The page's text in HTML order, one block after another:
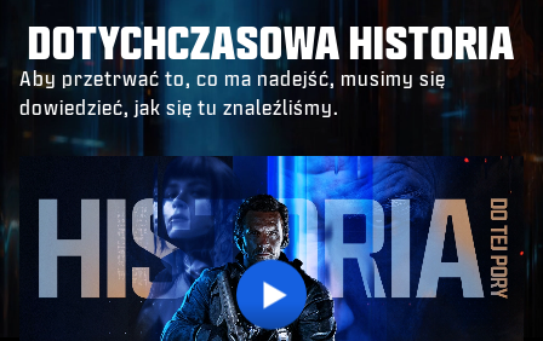
DOTYCHCZASOWA HISTORIA
Aby przetrwać to, co ma nadejść, musimy się
dowiedzieć, jak się tu znaleźliśmy.